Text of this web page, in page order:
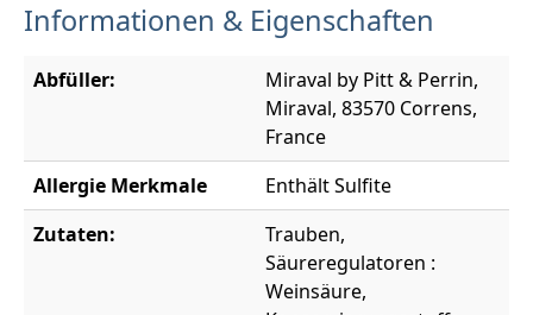
Informationen & Eigenschaften
Abfüller:
Miraval by Pitt & Perrin,
Miraval, 83570 Correns,
France
Allergie Merkmale
Enthält Sulfite
Zutaten:
Trauben,
Säureregulatoren :
Weinsäure,